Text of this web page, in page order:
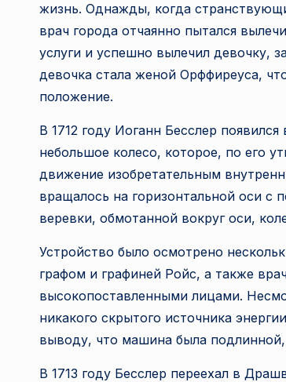
жизнь. Однажды, когда
врач города отчаянно пытался
услуги и успешно вылечил девочку,
девочка стала женой Орффиреуса,
положение.
В 1712 году Иоганн Бесслер
небольшое колесо, которое, по его
движение изобретательным
вращалось на горизонтальной оси
веревки, обмотанной вокруг оси,
Устройство было осмотрено
графом и графиней Ройс, а также
высокопоставленными лицами.
никакого скрытого источника
выводу, что машина была подлинной,
В 1713 году Бесслер переехал в